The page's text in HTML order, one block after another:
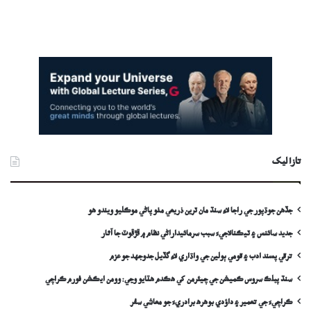
تازا ليک
جڏهن جوڌپور جي راجا لاءِ سنڌ مان ٽرين ذريعي مٺو پاڻي موڪليو ويندو ھو
جديد سائنس ۽ ٽيڪنالاجيءَ سبب سرمائيداراڻي نظام ۾ ڦڙڦوٽ جا آثار
ترقي پسند ادب ۽ قومي ٻولين جي واڌاري لاءِ گڏيل جدوجهد جو عزم
سنڌ پبلڪ سروس ڪميشن جي چيئرمن کي ھڪدم ھٽايو وڃي: وومن ايڪشن فورم ڪراچي
ڪراچيءَ جي تعمير ۽ داؤدي بوهره برادريءَ جو معاشي سفر